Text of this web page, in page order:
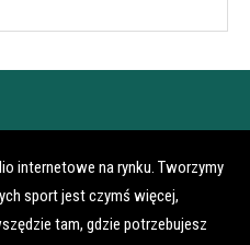
internetowe na rynku. Tworzymy
sport jest czymś więcej,
tam, gdzie potrzebujesz